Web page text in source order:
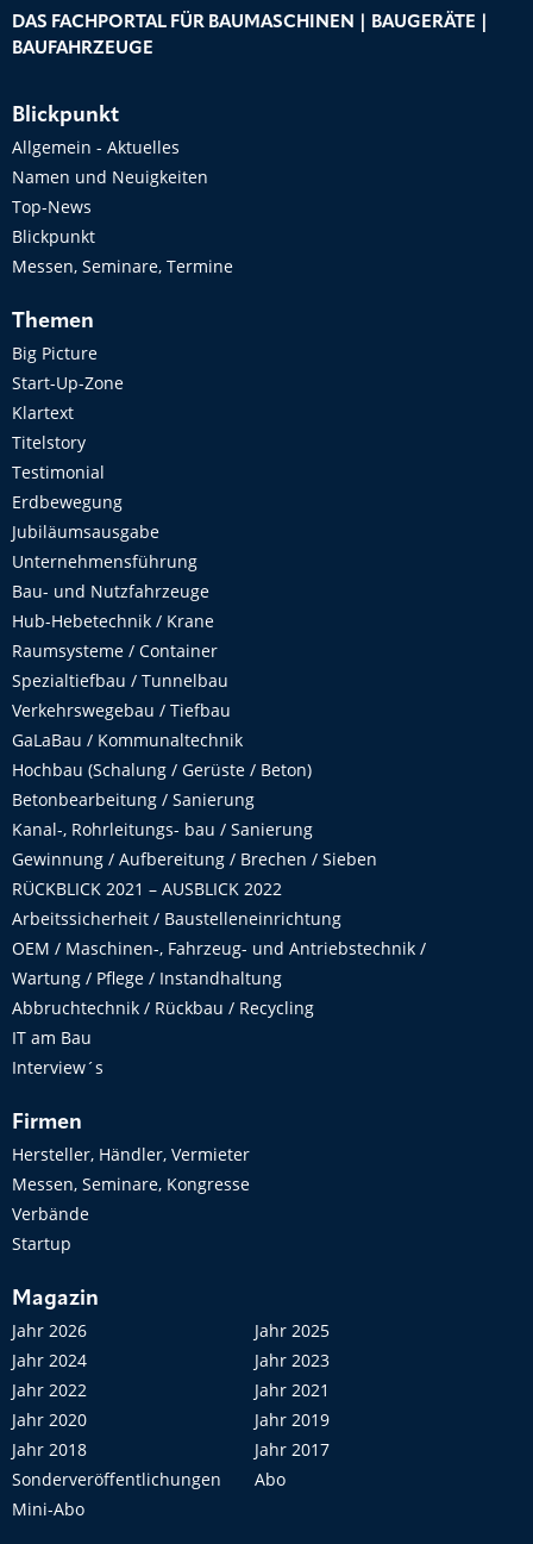
DAS FACHPORTAL FÜR BAUMASCHINEN | BAUGERÄTE |
BAUFAHRZEUGE
Blickpunkt
Allgemein - Aktuelles
Namen und Neuigkeiten
Top-News
Blickpunkt
Messen, Seminare, Termine
Themen
Big Picture
Start-Up-Zone
Klartext
Titelstory
Testimonial
Erdbewegung
Jubiläumsausgabe
Unternehmensführung
Bau- und Nutzfahrzeuge
Hub-Hebetechnik / Krane
Raumsysteme / Container
Spezialtiefbau / Tunnelbau
Verkehrswegebau / Tiefbau
GaLaBau / Kommunaltechnik
Hochbau (Schalung / Gerüste / Beton)
Betonbearbeitung / Sanierung
Kanal-, Rohrleitungs- bau / Sanierung
Gewinnung / Aufbereitung / Brechen / Sieben
RÜCKBLICK 2021 – AUSBLICK 2022
Arbeitssicherheit / Baustelleneinrichtung
OEM / Maschinen-, Fahrzeug- und Antriebstechnik /
Wartung / Pflege / Instandhaltung
Abbruchtechnik / Rückbau / Recycling
IT am Bau
Interview´s
Firmen
Hersteller, Händler, Vermieter
Messen, Seminare, Kongresse
Verbände
Startup
Magazin
Jahr 2026
Jahr 2025
Jahr 2024
Jahr 2023
Jahr 2022
Jahr 2021
Jahr 2020
Jahr 2019
Jahr 2018
Jahr 2017
Sonderveröffentlichungen
Abo
Mini-Abo